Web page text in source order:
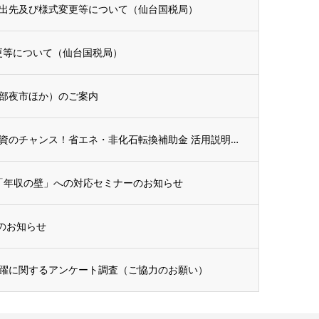
及び様式変更等について（仙台国税局）
について（仙台国税局）
夜市ほか）のご案内
【参加無料・申込不要】今こそ設備投資のチャンス！省エネ・非化石転換補助金 活用説明会開...
収の壁」への対応セミナーのお知らせ
お知らせ
関するアンケート調査（ご協力のお願い）